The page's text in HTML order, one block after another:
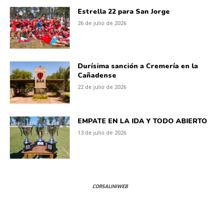
Estrella 22 para San Jorge
26 de julio de 2026
Durísima sanción a Cremería en la
Cañadense
22 de julio de 2026
EMPATE EN LA IDA Y TODO ABIERTO
13 de julio de 2026
CORSALINIWEB